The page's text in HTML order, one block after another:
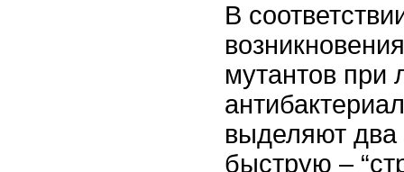
В
мутантов при
выделяют два
быструю –